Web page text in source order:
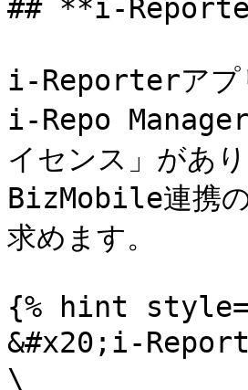
## **i-Reporter
i-Reporterアプ
i-Repo
イセンス」があ
BizMobile連携
求めます。
{% hint
&#x20;i-
\